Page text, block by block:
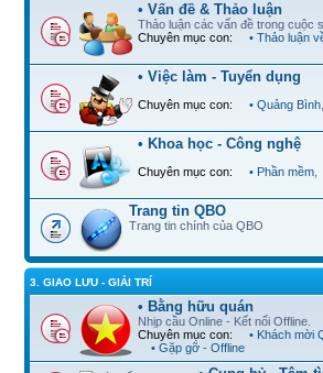
• Vấn đề & Thảo luận
Thảo luận các vấn đề trong cuộc
Chuyên mục con:
• Thảo luận
• Việc làm - Tuyển dụng
Chuyên mục con: • Quảng Bình
• Khoa học - Công nghệ
Chuyên mục con: • Phần mềm
Trang tin QBO
Trang tin chính của QBO
3. GIAO LƯU - GIẢI TRÍ
• Bằng hữu quán
Nhịp cầu Online - Kết nối Offline.
Chuyên mục con:
• Khách mời
• Gặp gỡ - Offline